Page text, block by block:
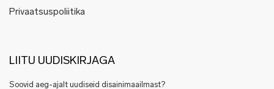
Privaatsuspoliitika
LIITU UUDISKIRJAGA
Soovid aeg-ajalt uudiseid disainimaailmast?